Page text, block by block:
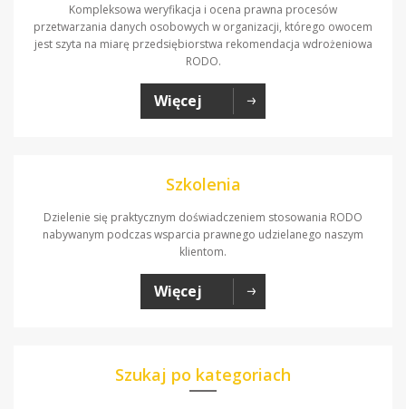
Kompleksowa weryfikacja i ocena prawna procesów
przetwarzania danych osobowych w organizacji, którego owocem
jest szyta na miarę przedsiębiorstwa rekomendacja wdrożeniowa
RODO.
Więcej
Szkolenia
Dzielenie się praktycznym doświadczeniem stosowania RODO
nabywanym podczas wsparcia prawnego udzielanego naszym
klientom.
Więcej
Szukaj po kategoriach